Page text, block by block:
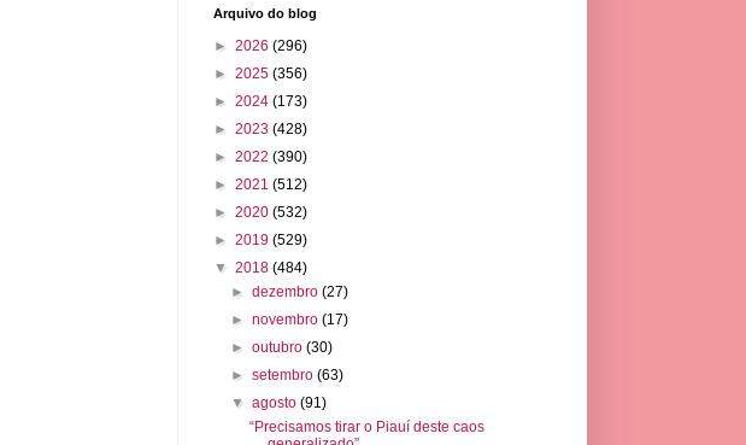
Arquivo do blog
► 2026 (296)
► 2025 (356)
► 2024 (173)
► 2023 (428)
► 2022 (390)
► 2021 (512)
► 2020 (532)
► 2019 (529)
▼ 2018 (484)
►dezembro(27)
►novembro(17)
►outubro(30)
►setembro(63)
▼agosto(91)
“Precisamos tirar o Piauí deste caos